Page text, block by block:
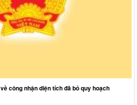
công nhận diện tích đã bỏ quy hoạch